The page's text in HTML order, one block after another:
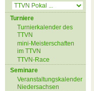
Turniere
Turnierkalender des
TTVN
mini-Meisterschaften
im TTVN
TTVN-Race
Seminare
Veranstaltungskalender
Niedersachsen